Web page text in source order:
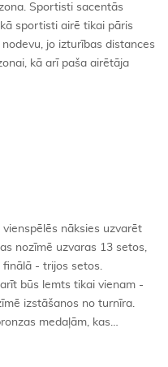
Sportisti sacentās
sportisti airē tikai pāris
jo izturības distances
kā arī paša airētāja
nāksies uzvarēt
nozīmē uzvaras 13 setos,
- trijos setos.
būs lemts tikai vienam -
izstāšanos no turnīra.
medaļām, kas…